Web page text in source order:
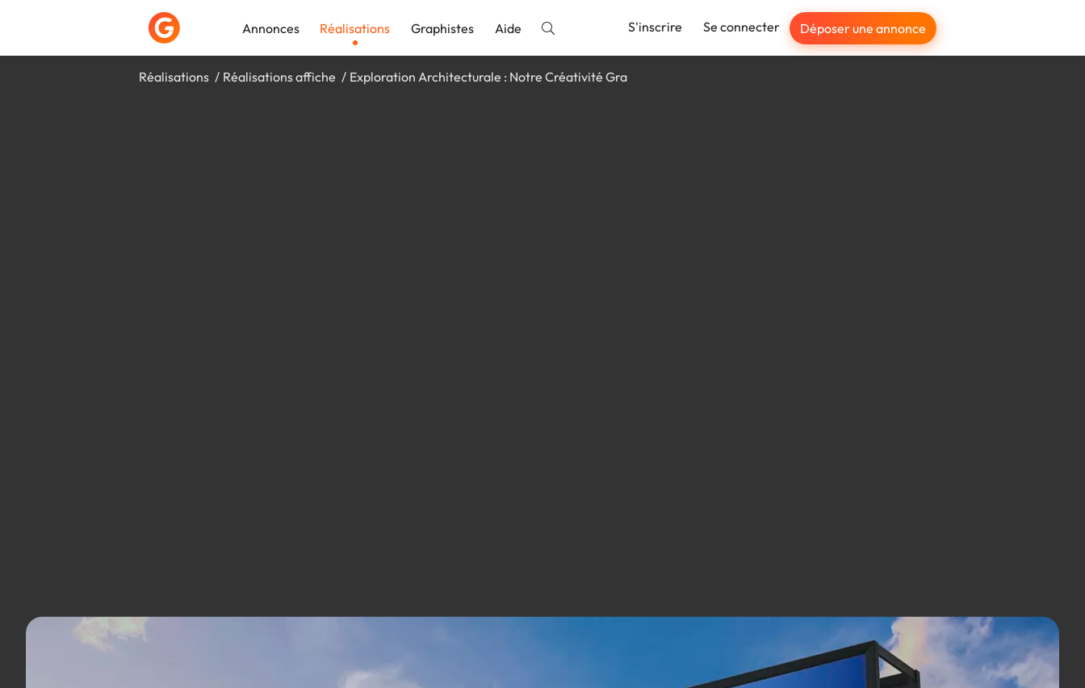
Annonces Réalisations Graphistes Aide S'inscrire Se connecter Déposer une annonce
Réalisations Réalisations affiche Exploration Architecturale : Notre Créativité Gra